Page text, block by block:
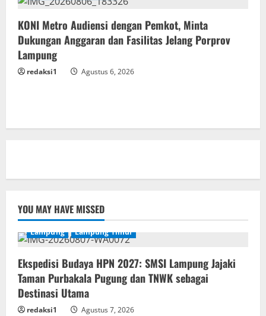
KONI Metro Audiensi dengan Pemkot, Minta
Dukungan Anggaran dan Fasilitas Jelang Porprov
Lampung
redaksi1 Agustus 6, 2026
YOU MAY HAVE MISSED
Lampung Lampung Timur
Ekspedisi Budaya HPN 2027: SMSI Lampung Jajaki
Taman Purbakala Pugung dan TNWK sebagai
Destinasi Utama
redaksi1
Agustus 7, 2026